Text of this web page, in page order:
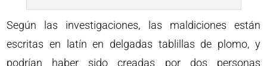
Según las investigaciones, las maldiciones están
escritas en latín en delgadas tablillas de plomo, y
podrían haber sido creadas por dos personas